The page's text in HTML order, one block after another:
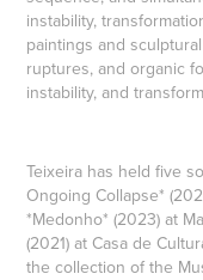
instability,
paintings and
ruptures, and organic
instability, and
Teixeira has held five
Ongoing Collapse*
*Medonho* (2023) at
(2021) at Casa de
the collection of the